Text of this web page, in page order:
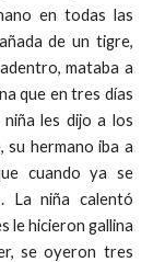
en todas las
de un tigre,
mataba a
que en tres días
les dijo a los
su hermano iba a
cuando ya se
La niña calentó
le hicieron gallina
se oyeron tres